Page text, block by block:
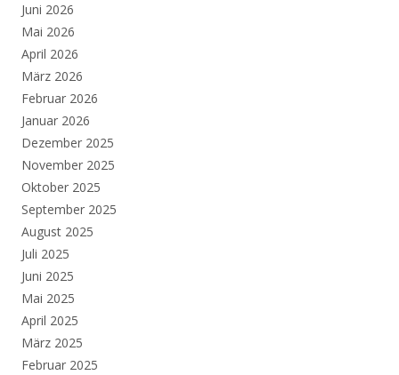
Juni 2026
Mai 2026
April 2026
März 2026
Februar 2026
Januar 2026
Dezember 2025
November 2025
Oktober 2025
September 2025
August 2025
Juli 2025
Juni 2025
Mai 2025
April 2025
März 2025
Februar 2025